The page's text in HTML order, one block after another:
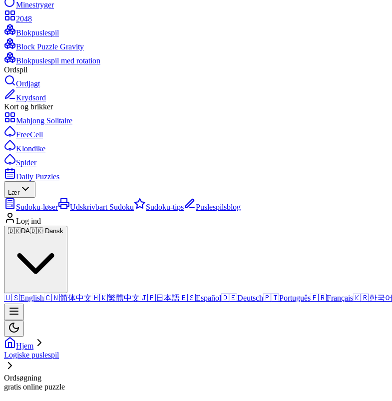
Minestryger
2048
Blokpuslespil
Block Puzzle Gravity
Blokpuslespil med rotation
Ordspil
Ordjagt
Krydsord
Kort og brikker
Mahjong Solitaire
FreeCell
Klondike
Spider
Daily Puzzles
Lær
Sudoku-løser Udskrivbart Sudoku Sudoku-tips
Puslespilsblog
Log ind
🇩🇰DA🇩🇰 Dansk
🇺🇸English🇨🇳简体中文🇭🇰繁體中文🇯🇵日本語🇪🇸Español🇩🇪Deutsch🇵🇹Português🇫🇷Français🇰🇷한국어
Hjem
Logiske puslespil
Ordsøgning
gratis online puzzle